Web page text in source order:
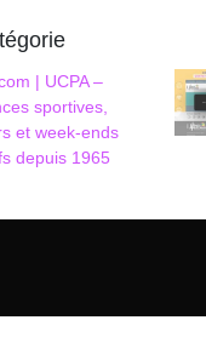
| UCPA –
sportives,
et week-ends
depuis 1965